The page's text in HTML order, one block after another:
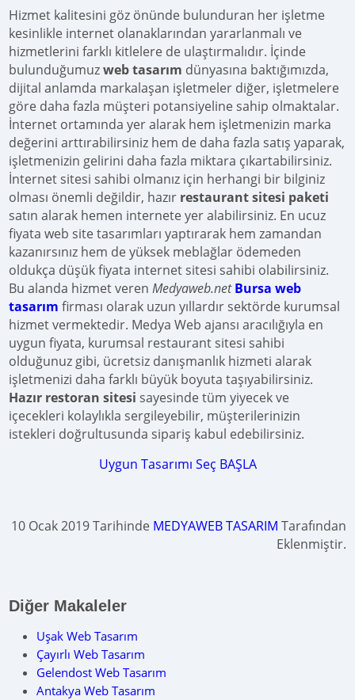
Hizmet kalitesini göz önünde bulunduran her işletme
kesinlikle internet olanaklarından yararlanmalı ve
hizmetlerini farklı kitlelere de ulaştırmalıdır. İçinde
bulunduğumuzweb tasarım dünyasına baktığımızda,
dijital anlamda markalaşan işletmeler diğer, işletmelere
göre daha fazla müşteri potansiyeline sahip olmaktalar.
İnternet ortamında yer alarak hem işletmenizin marka
değerini arttırabilirsiniz hem de daha fazla satış yaparak,
işletmenizin gelirini daha fazla miktara çıkartabilirsiniz.
İnternet sitesi sahibi olmanız için herhangi bir bilginiz
olması önemli değildir, hazır restaurant sitesi paketi
satın alarak hemen internete yer alabilirsiniz. En ucuz
fiyata web site tasarımları yaptırarak hem zamandan
kazanırsınız hem de yüksek meblağlar ödemeden
oldukça düşük fiyata internet sitesi sahibi olabilirsiniz.
Bu alanda hizmet verenMedyaweb.net Bursa web
tasarım firması olarak uzun yıllardır sektörde kurumsal
hizmet vermektedir. Medya Web ajansı aracılığıyla en
uygun fiyata, kurumsal restaurant sitesi sahibi
olduğunuz gibi, ücretsiz danışmanlık hizmeti alarak
işletmenizi daha farklı büyük boyuta taşıyabilirsiniz.
Hazır restoran sitesi sayesinde tüm yiyecek ve
içecekleri kolaylıkla sergileyebilir, müşterilerinizin
istekleri doğrultusunda sipariş kabul edebilirsiniz.
Uygun Tasarımı Seç BAŞLA
10 Ocak 2019 Tarihinde MEDYAWEB TASARIM Tarafından
Eklenmiştir.
Diğer Makaleler
Uşak Web Tasarım
Çayırlı Web Tasarım
Gelendost Web Tasarım
Antakya Web Tasarım